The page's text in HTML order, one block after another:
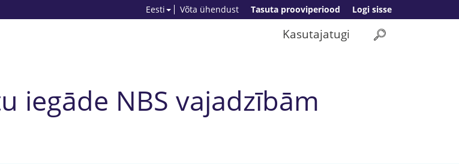
Logi sisse
Tasuta prooviperiood
Võta ühendust
Eesti
Kasutajatugi
iegāde NBS vajadzībām